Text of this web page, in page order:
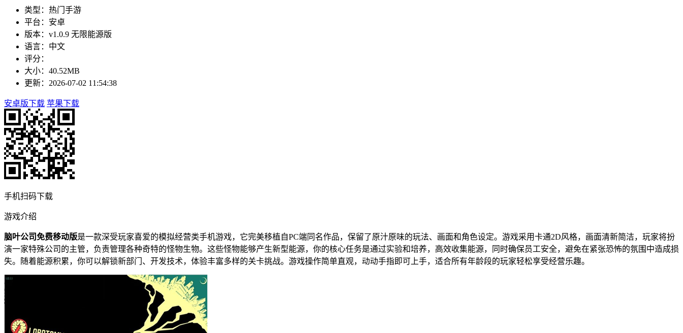
类型：热门手游
平台：安卓
版本：v1.0.9 无限能源版
语言：中文
评分：
大小：40.52MB
更新：2026-07-02 11:54:38
安卓版下载 苹果下载
手机扫码下载
游戏介绍
脑叶公司免费移动版是一款深受玩家喜爱的模拟经营类手机游戏，它完美移植自PC端同名作品，保留了原汁原味的玩法、画面和角色设定。游戏采用卡通2D风格，画面清新简洁，玩家将扮
演一家特殊公司的主管，负责管理各种奇特的怪物生物。这些怪物能够产生新型能源，你的核心任务是通过实验和培养，高效收集能源，同时确保员工安全，避免在紧张恐怖的氛围中造成损
失。随着能源积累，你可以解锁新部门、开发技术，体验丰富多样的关卡挑战。游戏操作简单直观，动动手指即可上手，适合所有年龄段的玩家轻松享受经营乐趣。